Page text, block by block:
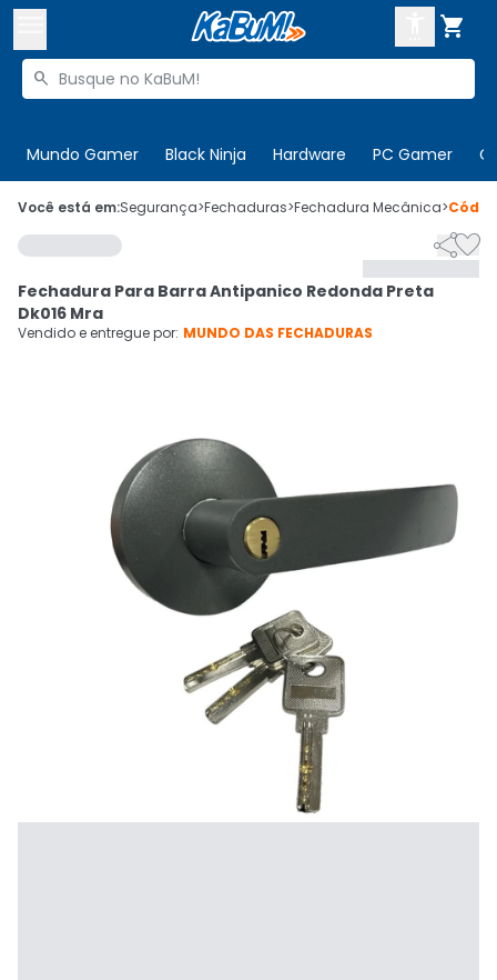

Buscar produtos

Mundo Gamer Black Ninja Hardware PC Gamer
 Olá. Acesse sua conta
 Departamentos
Cupons
CADASTRE-SE
Você está em:Segurança>Fechaduras>Fechadura Mecânica>

Fechadura Para Barra Antipanico Redonda Preta
Dk016 Mra
Vendido e entregue por: MUNDO DAS FECHADURAS